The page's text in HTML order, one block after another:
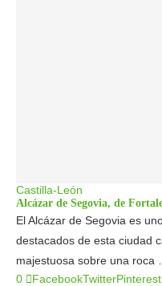
Castilla-León
Alcázar de Segovia, de
El Alcázar de Segovia es
destacados de esta ciudad
majestuosa sobre una roca …
0
FacebookTwitterPinterest